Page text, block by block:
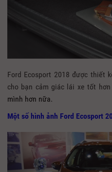
Ford Ecosport 2018 được thiết
cho bạn cảm giác lái xe tốt hơn
mình hơn nữa.
Một số hình ảnh Ford Ecosport